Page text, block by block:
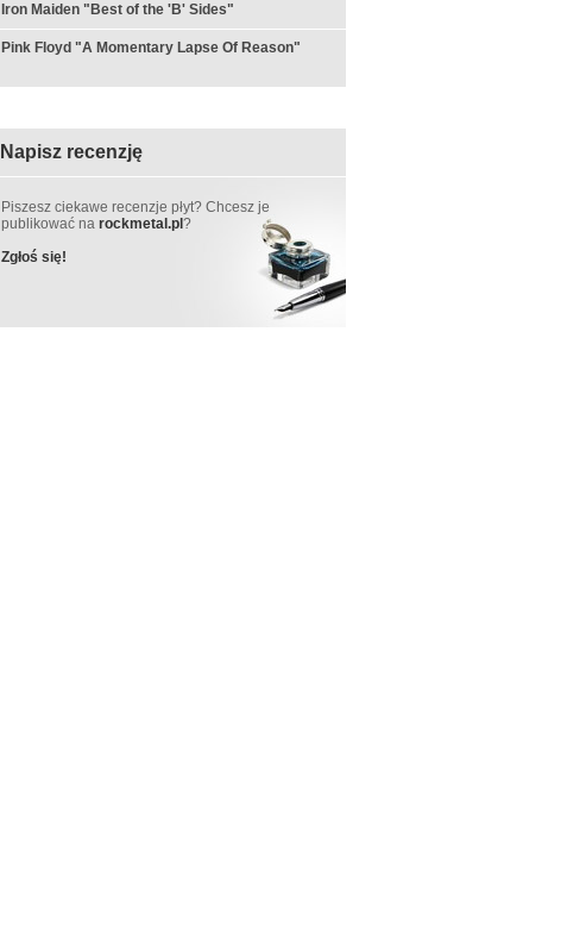
Iron Maiden "Best of the 'B' Sides"
Pink Floyd "A Momentary Lapse Of Reason"
Napisz recenzję
Piszesz ciekawe recenzje płyt? Chcesz je
publikować na rockmetal.pl ?
Zgłoś się!